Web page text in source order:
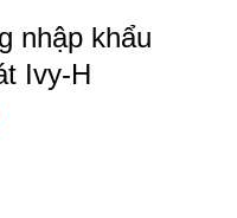
nhập khẩu
Ivy-H
lưng lưới thoáng mát Ivy-H